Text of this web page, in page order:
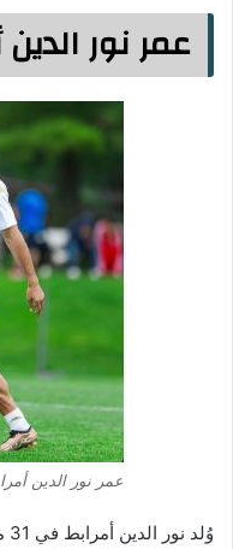
عمر نور
عمر نور الدين